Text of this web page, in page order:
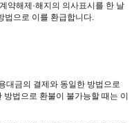
약해제·해지의 의사표시를 한 날
법으로 이를 환급합니다.
대금의 결제와 동일한 방법으로
법으로 환불이 불가능할 때는 이